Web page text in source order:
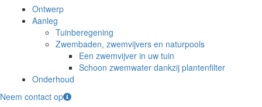
Ontwerp
Aanleg
Tuinberegening
Zwembaden, zwemvijvers en naturpools
Een zwemvijver in uw tuin
Schoon zwemwater dankzij plantenfilter
Onderhoud
Neem contact op